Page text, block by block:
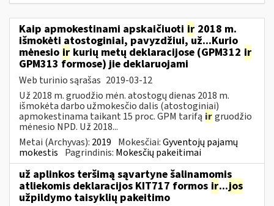
Kaip apmokestinami apskaičiuoti ir 2018 m.
išmokėti atostoginiai, pavyzdžiui, už...Kurio
mėnesio ir kurių metų deklaracijose (GPM312 ir
GPM313 formose) jie deklaruojami
Web turinio sąrašas 2019-03-12
Už 2018 m. gruodžio mėn. atostogų dienas 2018 m.
išmokėta darbo užmokesčio dalis (atostoginiai)
apmokestinama taikant 15 proc. GPM tarifą irgruodžio
mėnesio NPD. Už 2018...
Metai (Archyvas): 2019 Mokesčiai:Gyventojų pajamų
mokestis Pagrindinis: Mokesčių pakeitimai
už aplinkos teršimą sąvartyne šalinamomis
atliekomis deklaracijos KIT717 formos ir...jos
užpildymo taisyklių pakeitimo